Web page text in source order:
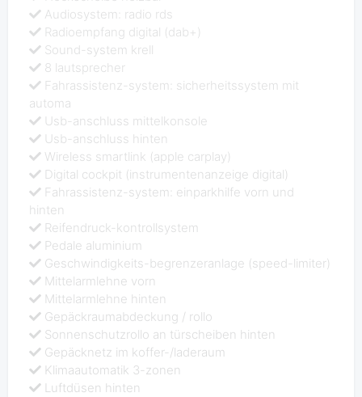
Audiosystem: radio rds
Radioempfang digital (dab+)
Sound-system krell
8 lautsprecher
Fahrassistenz-system: sicherheitssystem mit
automa
Usb-anschluss mittelkonsole
Usb-anschluss hinten
Wireless smartlink (apple carplay)
Digital cockpit (instrumentenanzeige digital)
Fahrassistenz-system: einparkhilfe vorn und
hinten
Reifendruck-kontrollsystem
Pedale aluminium
Geschwindigkeits-begrenzeranlage (speed-limiter)
Mittelarmlehne vorn
Mittelarmlehne hinten
Gepäckraumabdeckung / rollo
Sonnenschutzrollo an türscheiben hinten
Gepäcknetz im koffer-/laderaum
Klimaautomatik 3-zonen
Luftdüsen hinten